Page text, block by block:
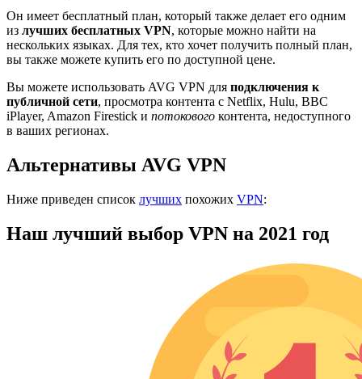
Он имеет бесплатный план, который также делает его одним
из лучших бесплатных VPN, которые можно найти на
нескольких языках. Для тех, кто хочет получить полный план,
вы также можете купить его по доступной цене.
Вы можете использовать AVG VPN для подключения к
публичной сети, просмотра контента с Netflix, Hulu, BBC
iPlayer, Amazon Firestick и потокового контента, недоступного
в ваших регионах.
Альтернативы AVG VPN
Ниже приведен список лучших похожих VPN:
Наш лучший выбор VPN на 2021 год